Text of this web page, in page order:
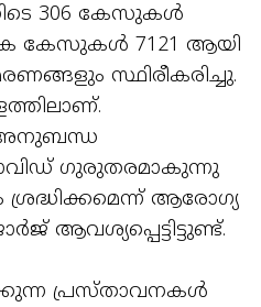
306 കേസുകള്‍
കേസുകള്‍ 7121 ആയി
സ്ഥിരീകരിച്ചു.
അനുബന്ധ
ഗുരുതരമാകുന്നു
ആരോഗ്യ
ആവശ്യപ്പെട്ടിട്ടുണ്ട്.
പ്രസ്താവനകള്‍